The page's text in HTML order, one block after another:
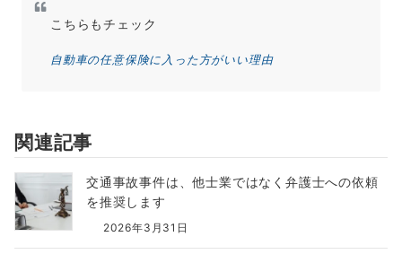
こちらもチェック
自動車の任意保険に入った方がいい理由
関連記事
交通事故事件は、他士業ではなく弁護士への依頼
を推奨します
2026年3月31日